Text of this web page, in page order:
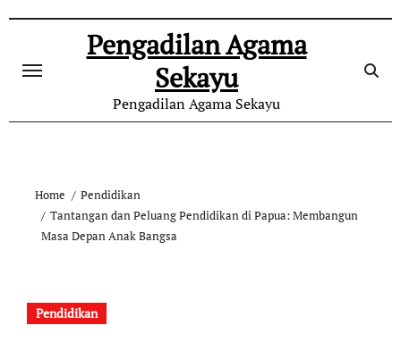
content
Pengadilan Agama
Sekayu
Pengadilan Agama Sekayu
Home
Pendidikan
Tantangan dan Peluang Pendidikan di Papua: Membangun
Masa Depan Anak Bangsa
Pendidikan